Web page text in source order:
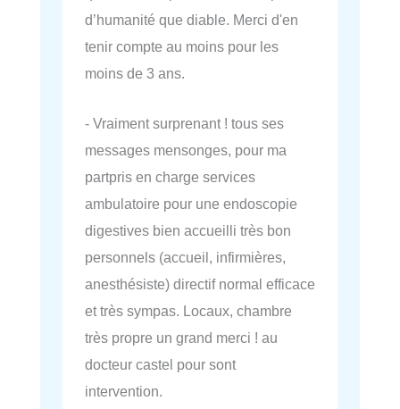
d’humanité que diable. Merci d'en
tenir compte au moins pour les
moins de 3 ans.
- Vraiment surprenant ! tous ses
messages mensonges, pour ma
partpris en charge services
ambulatoire pour une endoscopie
digestives bien accueilli très bon
personnels (accueil, infirmières,
anesthésiste) directif normal efficace
et très sympas. Locaux, chambre
très propre un grand merci ! au
docteur castel pour sont
intervention.